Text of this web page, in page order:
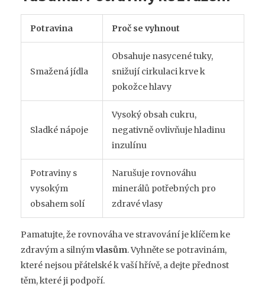
Potravina Proč se vyhnout
Smažená jídla
Obsahuje nasycené tuky,
snižují cirkulaci krve k
pokožce hlavy
Sladké nápoje
Vysoký obsah cukru,
negativně ovlivňuje hladinu
inzulínu
Potraviny s
vysokým
obsahem solí
Narušuje rovnováhu
minerálů potřebných pro
zdravé vlasy
Pamatujte, že rovnováha ve stravování je klíčem ke
zdravým a silnýmvlasům. Vyhněte se potravinám,
které nejsou přátelské k vaší hřívě, a dejte přednost
těm, které ji podpoří.